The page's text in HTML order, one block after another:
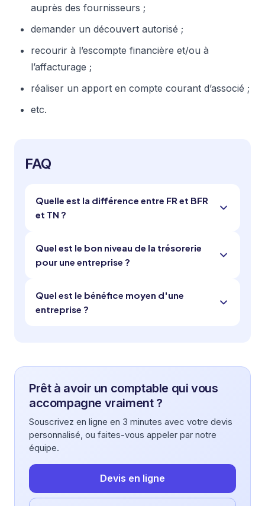
auprès des fournisseurs ;
demander un découvert autorisé ;
recourir à l’escompte financière et/ou à
l’affacturage ;
réaliser un apport en compte courant d’associé ;
etc.
FAQ
Quelle est la différence entre FR et BFR
et TN ?
Quel est le bon niveau de la trésorerie
pour une entreprise ?
Quel est le bénéfice moyen d'une
entreprise ?
Prêt à avoir un comptable qui vous
accompagne vraiment ?
Souscrivez en ligne en 3 minutes avec votre devis
personnalisé, ou faites-vous appeler par notre
équipe.
Devis en ligne